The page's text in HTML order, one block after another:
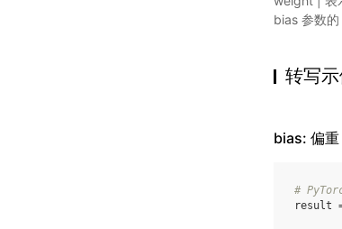
bias 参数
转写
bias: 偏重
#
result